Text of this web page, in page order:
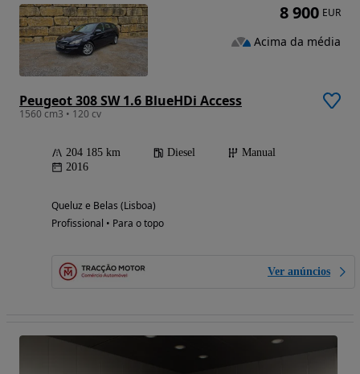
Peugeot 308 SW 1.6 BlueHDi Access
1560 cm3 • 120 cv
204 185 km Diesel
Manual
2016
Queluz e Belas (Lisboa)
Profissional • Para o topo
Ver anúncios
8 900 EUR
Acima da média